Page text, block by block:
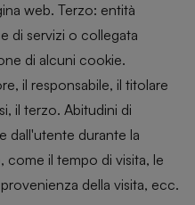
web. Terzo: entità
di servizi o collegata
di alcuni cookie.
il responsabile, il titolare
il terzo. Abitudini di
dall'utente durante la
come il tempo di visita, le
della visita, ecc.